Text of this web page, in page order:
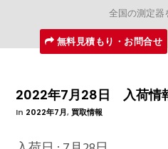
全国の測定器
無料見積もり・お問合せ
2022年7月28日 入荷
In 2022年7月,買取情報